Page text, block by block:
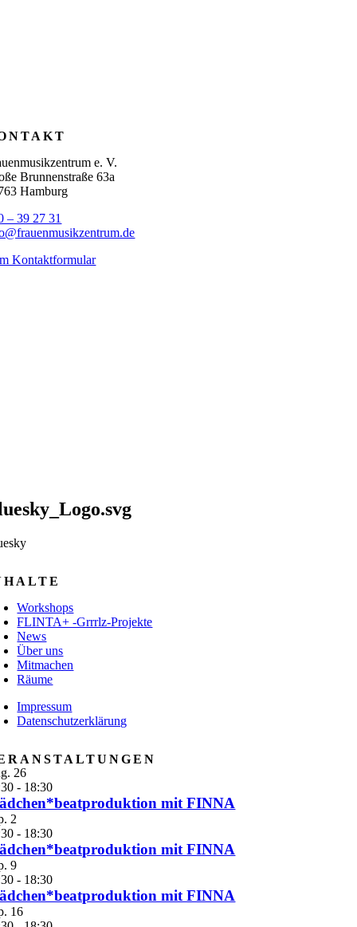
e. V.
Brunnenstraße 63a
Hamburg
– 39 27 31
Kontaktformular
Workshops
FLINTA+ -Grrrlz-Projekte
News
Über uns
Mitmachen
Räume
Impressum
Datenschutzerklärung
26
- 18:30
mit FINNA
2
- 18:30
mit FINNA
9
- 18:30
mit FINNA
16